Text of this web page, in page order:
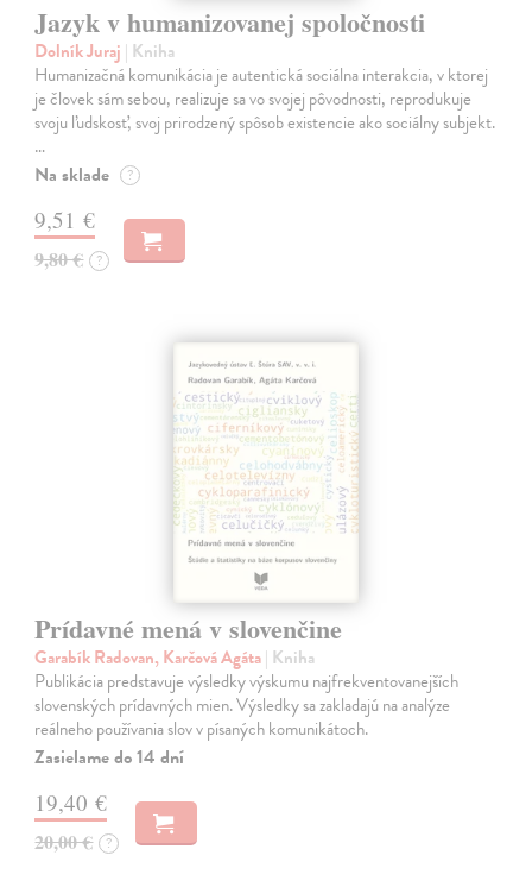
Jazyk v humanizovanej spoločnosti
Dolník Juraj | Kniha
Humanizačná komunikácia je autentická sociálna interakcia, v ktorej
je človek sám sebou, realizuje sa vo svojej pôvodnosti, reprodukuje
svoju ľudskosť, svoj prirodzený spôsob existencie ako sociálny subjekt.
…
Na sklade ?
9,51 €
9,80 € ?
Prídavné mená v slovenčine
Garabík Radovan, Karčová Agáta| Kniha
Publikácia predstavuje výsledky výskumu najfrekventovanejších
slovenských prídavných mien. Výsledky sa zakladajú na analýze
reálneho používania slov v písaných komunikátoch.
Zasielame do 14 dní
19,40 €
20,00 € ?